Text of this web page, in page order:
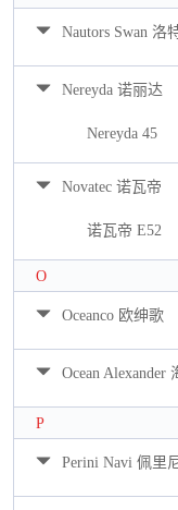
Nautors Swan 洛
Nereyda 诺丽达
Nereyda 45
Novatec 诺瓦帝
诺瓦帝 E52
O
Oceanco 欧绅歌
Ocean Alexander
P
Perini Navi 佩里